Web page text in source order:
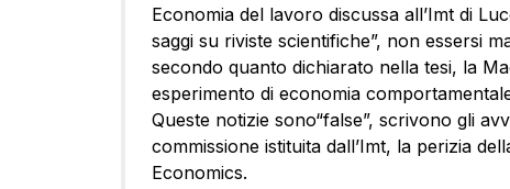
Economia del lavoro discussa all’Imt di
saggi su riviste scientifiche”, non essersi
secondo quanto dichiarato nella tesi, la
esperimento di economia
Queste notizie sono“false”, scrivono gli
commissione istituita dall’Imt, la perizia
Economics.